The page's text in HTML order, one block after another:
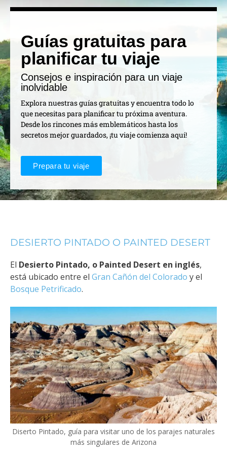
Guías gratuitas para
planificar tu viaje
Consejos e inspiración para un viaje
inolvidable
Explora nuestras guías gratuitas y encuentra todo lo
que necesitas para planificar tu próxima aventura.
Desde los rincones más emblemáticos hasta los
secretos mejor guardados, ¡tu viaje comienza aquí!
Prepara tu viaje
DESIERTO PINTADO O PAINTED DESERT
El Desierto Pintado, o Painted Desert en inglés,
está ubicado entre el Gran Cañón del Colorado y el
Bosque Petrificado.
Diserto Pintado, guía para visitar uno de los parajes naturales
más singulares de Arizona